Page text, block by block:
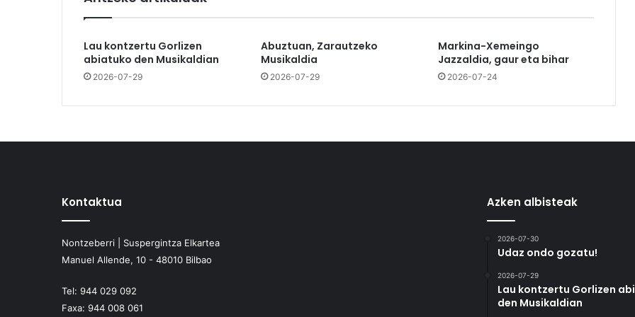
Lau kontzertu Gorlizen
abiatuko den Musikaldian
2026-07-29
Abuztuan, Zarautzeko
Musikaldia
2026-07-29
Markina-Xemeingo
Jazzaldia, gaur eta bihar
2026-07-24
Kontaktua
Nontzeberri | Suspergintza Elkartea
Manuel Allende, 10 - 48010 Bilbao
Tel: 944 029 092
Faxa: 944 008 061
Azken albisteak
2026-07-30
Udaz ondo gozatu!
2026-07-29
Lau kontzertu Gorlizen
den Musikaldian